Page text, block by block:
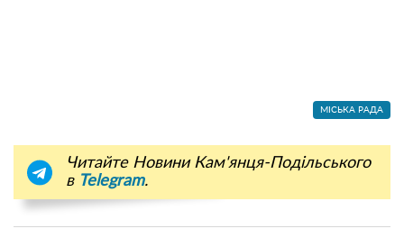
МІСЬКА РАДА
Читайте Новини Кам'янця-Подільського
в Telegram.